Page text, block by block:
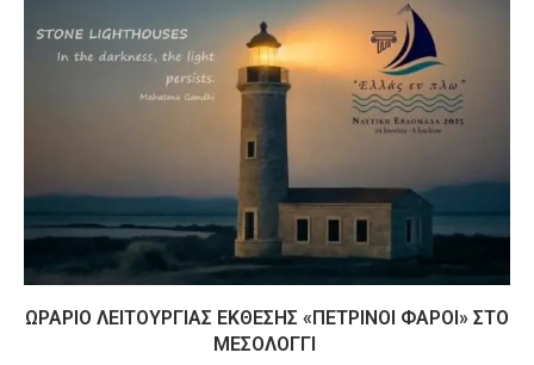
ΩΡΆΡΙΟ ΛΕΙΤΟΥΡΓΊΑΣ ΈΚΘΕΣΗΣ «ΠΈΤΡΙΝΟΙ ΦΆΡΟΙ» ΣΤΟ
ΜΕΣΟΛΌΓΓΙ